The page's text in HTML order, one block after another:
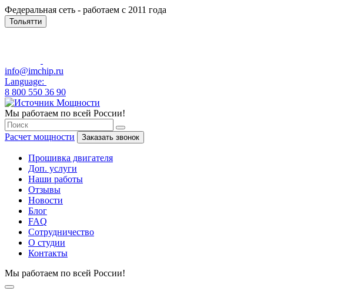
Федеральная сеть - работаем с 2011 года
Тольятти
info@imchip.ru
Language:
8 800 550 36 90
Мы работаем по всей России!
Расчет мощности Заказать звонок
Прошивка двигателя
Доп. услуги
Наши работы
Отзывы
Новости
Блог
FAQ
Сотрудничество
О студии
Контакты
Мы работаем по всей России!